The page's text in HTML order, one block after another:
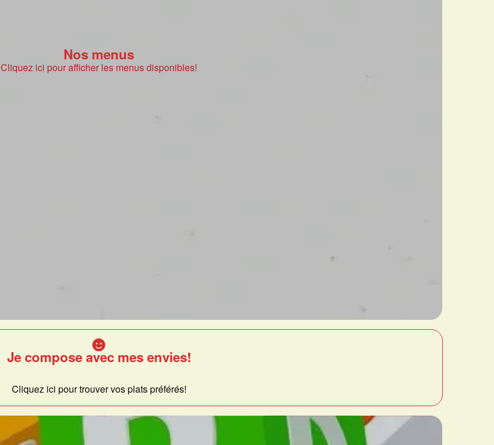
Nos menus
Cliquez ici pour afficher les menus disponibles!
Je compose avec mes envies!
Cliquez ici pour trouver vos plats préférés!